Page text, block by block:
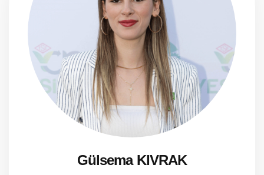
Gülsema KIVRAK